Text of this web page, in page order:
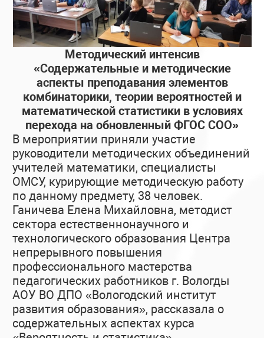
Методический интенсив
«Содержательные и методические
аспекты преподавания элементов
комбинаторики, теории вероятностей и
математической статистики в условиях
перехода на обновленный ФГОС СОО»
В мероприятии приняли участие
руководители методических объединений
учителей математики, специалисты
ОМСУ, курирующие методическую работу
по данному предмету, 38 человек.
Ганичева Елена Михайловна, методист
сектора естественнонаучного и
технологического образования Центра
непрерывного повышения
профессионального мастерства
педагогических работников г. Вологды
АОУ ВО ДПО «Вологодский институт
развития образования», рассказала о
содержательных аспектах курса